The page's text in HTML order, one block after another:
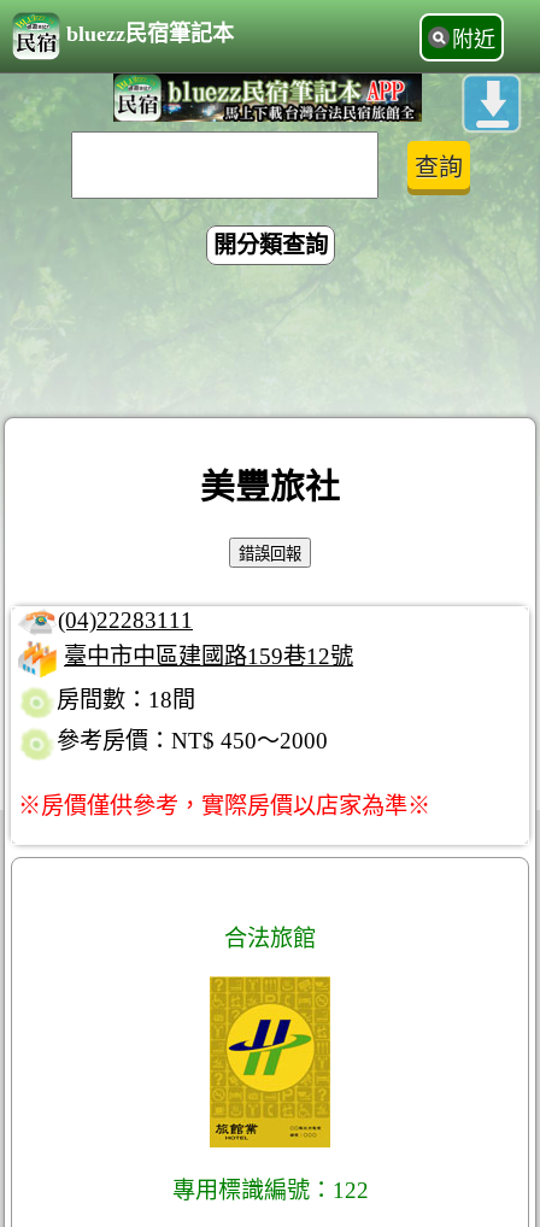
bluezz民宿筆記本 附近
開分類查詢
美豐旅社
(04)22283111
臺中市中區建國路159巷12號
房間數：18間
參考房價：NT$ 450～2000
※房價僅供參考，實際房價以店家為準※
合法旅館
專用標識編號：122